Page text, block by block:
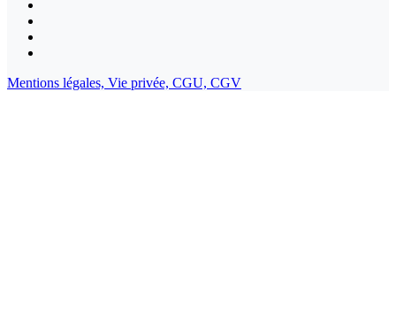
Mentions légales, Vie privée, CGU, CGV